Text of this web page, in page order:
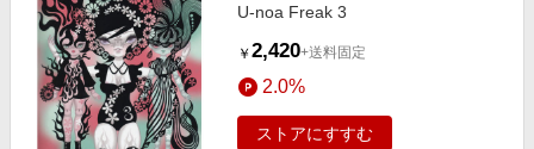
U‐noa Freak 3
￥ 2,420+送料固定
2.0%
ストアにすすむ